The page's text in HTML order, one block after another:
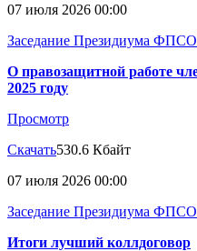
07 июля 2026 00:00
Заседание Президиума ФПСО
О правозащитной работе
2025 году
Просмотр
Скачать530.6 Кбайт
07 июля 2026 00:00
Заседание Президиума ФПСО
Итоги лучший коллдоговор